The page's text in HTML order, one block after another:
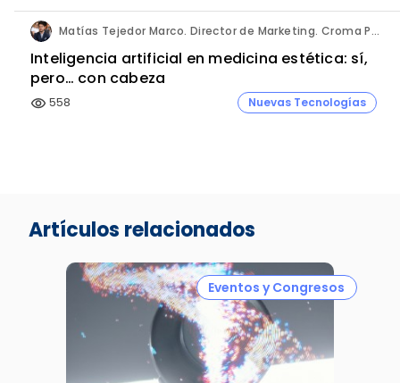
Matías Tejedor Marco. Director de Marketing. Croma Pharma Iberia.
Inteligencia artificial en medicina estética: sí,
pero… con cabeza
visibility 558 Nuevas Tecnologías
Artículos relacionados
Eventos y Congresos